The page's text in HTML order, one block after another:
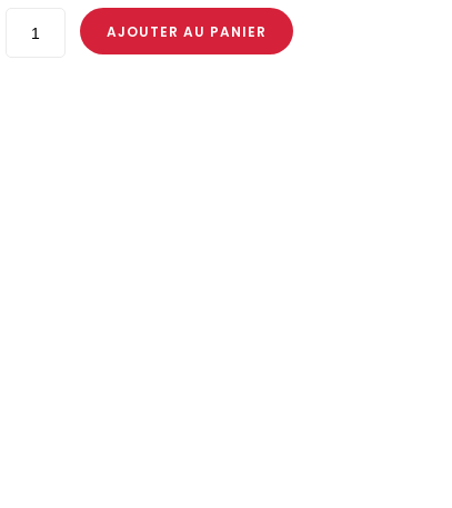
AJOUTER AU PANIER